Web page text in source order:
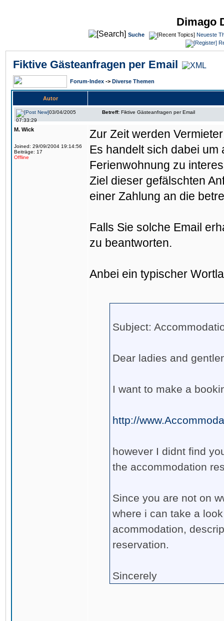
Dimago
Suche
Neueste
Fiktive Gästeanfragen per Email
Forum-Index -> Diverse Themen
Autor
03/04/2005
07:33:29
Betreff: Fiktive Gästeanfragen per Email
M. Wick
Joined: 29/09/2004 19:14:56
Beiträge: 17
Offline
Zur Zeit werden
Es handelt sich dabei
Ferienwohnung zu
Ziel dieser gefälschten
einer Zahlung an die
Falls Sie solche Email
zu beantworten.
Anbei ein typischer
Subject:
Dear ladies and
I want to make a
http://
however I didnt find
the accommodation
Since you are not on
where i can take a
acommodation,
reservation.
Sincerely